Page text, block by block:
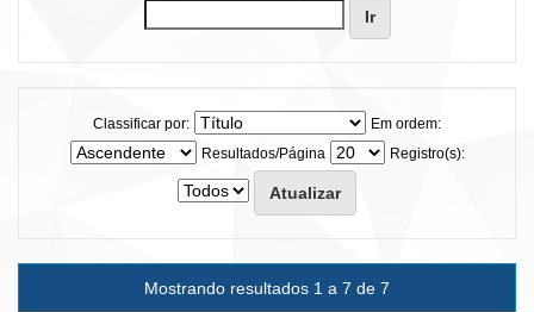
Classificar por:
Em ordem:
Resultados/Página
Registro(s):
Mostrando resultados 1 a 7 de 7